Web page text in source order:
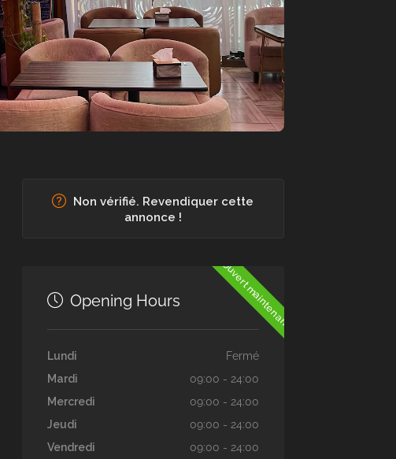
Non vérifié. Revendiquer cette
annonce !
Ouvert maintenant
Opening Hours
Lundi
Fermé
Mardi
09:00 - 24:00
Mercredi
09:00 - 24:00
Jeudi
09:00 - 24:00
Vendredi
09:00 - 24:00